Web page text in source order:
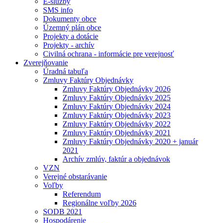
SMS info
Dokumenty obce
Územný plán obce
Projekty a dotácie
Projekty - archív
Civilná ochrana - informácie pre verejnosť
Zverejňovanie
Úradná tabuľa
Zmluvy Faktúry Objednávky
Zmluvy Faktúry Objednávky 2026
Zmluvy Faktúry Objednávky 2025
Zmluvy Faktúry Objednávky 2024
Zmluvy Faktúry Objednávky 2023
Zmluvy Faktúry Objednávky 2022
Zmluvy Faktúry Objednávky 2021
Zmluvy Faktúry Objednávky 2020 + január
2021
Archív zmlúv, faktúr a objednávok
VZN
Verejné obstarávanie
Voľby
Referendum
Regionálne voľby 2026
SODB 2021
Hospodárenie